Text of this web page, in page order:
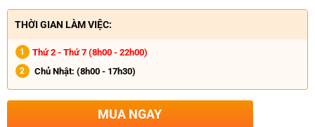
THỜI GIAN LÀM VIỆC:
Thứ 2 - Thứ 7 (8h00 - 22h00)
Chủ Nhật: (8h00 - 17h30)
MUA NGAY